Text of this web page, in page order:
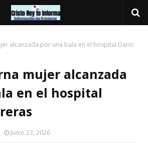
alcanzada por una bala en el hospital Dario
mujer alcanzada
en el hospital
Junio 23, 2026